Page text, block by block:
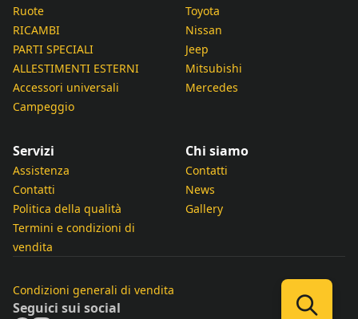
Ruote
RICAMBI
PARTI SPECIALI
ALLESTIMENTI ESTERNI
Accessori universali
Campeggio
Toyota
Nissan
Jeep
Mitsubishi
Mercedes
Servizi
Assistenza
Contatti
Politica della qualità
Termini e condizioni di
vendita
Chi siamo
Contatti
News
Gallery
Condizioni generali di vendita
Seguici sui social